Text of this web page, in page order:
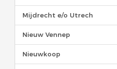
Mijdrecht e/o Utrech
Nieuw Vennep
Nieuwkoop